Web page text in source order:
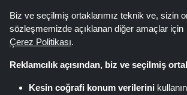
Biz ve seçilmiş ortaklarımız teknik ve, sizin
sözleşmemizde açıklanan diğer amaçlar için
Çerez Politikası.
Reklamcılık açısından, biz ve seçilmiş
Kesin coğrafi konum verilerini kullanın